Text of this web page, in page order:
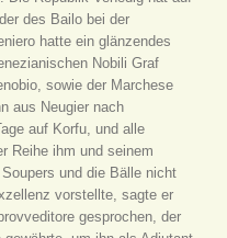
des Bailo bei der
hatte ein glänzendes
Nobili Graf
sowie der Marchese
aus Neugier nach
auf Korfu, und alle
Reihe ihm und seinem
und die Bälle nicht
vorstellte, sagte er
gesprochen, der